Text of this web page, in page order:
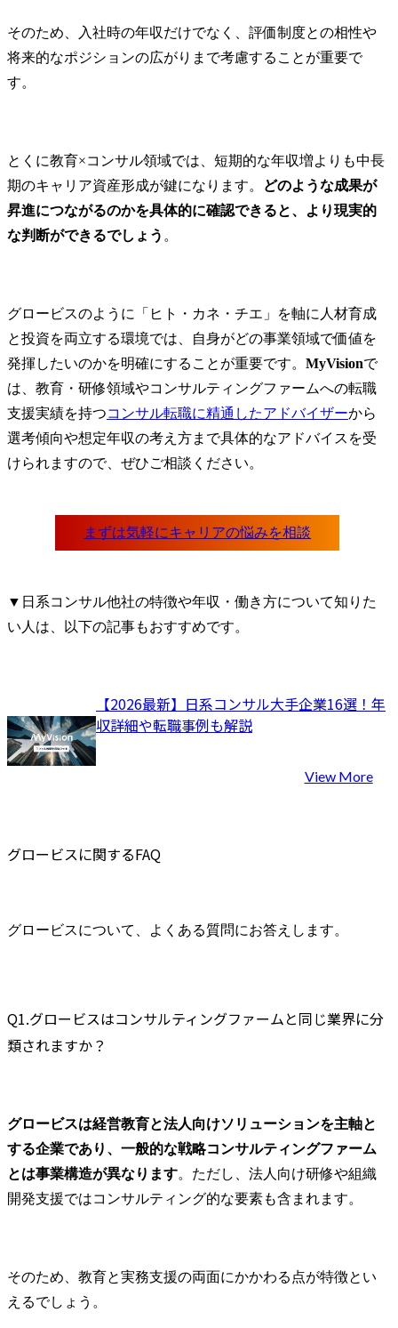
そのため、入社時の年収だけでなく、評価制度との相性や
将来的なポジションの広がりまで考慮することが重要で
す。
とくに教育×コンサル領域では、短期的な年収増よりも中長
期のキャリア資産形成が鍵になります。
どのような成果が
昇進につながるのかを具体的に確認できると、より現実的
な判断ができるでしょう 。
グロービスのように「ヒト・カネ・チエ」を軸に人材育成
と投資を両立する環境では、自身がどの事業領域で価値を
発揮したいのかを明確にすることが重要です。 MyVisionで
は、教育・研修領域やコンサルティングファームへの転職
支援実績を持つコンサル転職に精通したアドバイザーから
選考傾向や想定年収の考え方まで具体的なアドバイスを受
けられますので、ぜひご相談ください。
▼日系コンサル他社の特徴や年収・働き方について知りた
い人は、以下の記事もおすすめです。
【2026最新】日系コンサル大手企業16選！年
収詳細や転職事例も解説
View More
グロービスに関するFAQ
グロービスについて、よくある質問にお答えします。
Q1.グロービスはコンサルティングファームと同じ業界に分
類されますか？
グロービスは経営教育と法人向けソリューションを主軸と
する企業であり、一般的な戦略コンサルティングファーム
とは事業構造が異なります。ただし、法人向け研修や組織
開発支援ではコンサルティング的な要素も含まれます。
そのため、教育と実務支援の両面にかかわる点が特徴とい
えるでしょう。